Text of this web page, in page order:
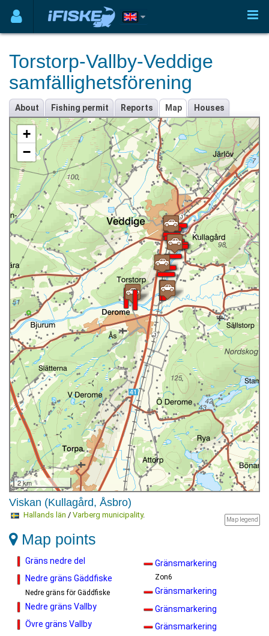
Torstorp-Vallby-Veddige
samfällighetsförening
About Fishing permit Reports Map Houses
+
−
2 km
Viskan (Kullagård, Åsbro)
Map legend
Hallands län / Varberg municipality.
Map points
Gräns nedre del
Nedre gräns Gäddfiske
Nedre gräns för Gäddfiske
Nedre gräns Vallby
Övre gräns Vallby
Gränsmarkering
Zon6
Gränsmarkering
Gränsmarkering
Gränsmarkering